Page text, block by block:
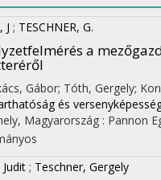
J ; TESCHNER, G.
a
Gábor; Tóth, Gergely;
és
Magyarország : Pannon
; Teschner, Gergely